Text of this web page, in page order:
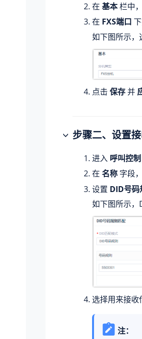
在 基本栏中
在 FXS端口
如下图所示，
点击 保存并
步骤二、设置
进入 呼叫控制
在 名称 字段
设置 DID号码
如下图所示，
选择用来接收
注：